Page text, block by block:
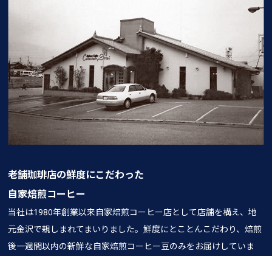
老舗珈琲店の鮮度にこだわった
自家焙煎コーヒー
当社は1980年創業以来自家焙煎コーヒー店として店舗を構え、地
元金沢で親しまれてまいりました。鮮度にとことんこだわり、焙煎
後一週間以内の新鮮な自家焙煎コーヒー豆のみをお届けしていま